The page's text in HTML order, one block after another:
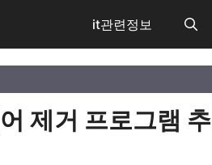
it관련정보
제거 프로그램 추